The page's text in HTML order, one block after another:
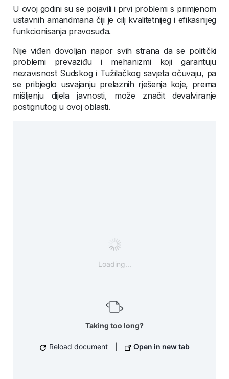
U ovoj godini su se pojavili i prvi problemi s primjenom
ustavnih amandmana čiji je cilj kvalitetnijeg i efikasnijeg
funkcionisanja pravosuđa.
Nije viđen dovoljan napor svih strana da se politički
problemi prevaziđu i mehanizmi koji garantuju
nezavisnost Sudskog i Tužilačkog savjeta očuvaju, pa
se pribjeglo usvajanju prelaznih rješenja koje, prema
mišljenju dijela javnosti, može značit devalviranje
postignutog u ovoj oblasti.
Loading...
Taking too long?
Reload document Open in new tab